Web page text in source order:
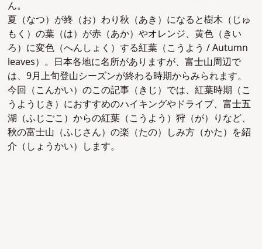
ん。
夏（なつ）が終（お）わり秋（あき）になると樹木（じゅ
もく）の葉（は）が赤（あか）やオレンジ、黄色（きい
ろ）に変色（へんしょく）する紅葉（こうよう /Autumn
leaves）。日本各地に名所がありますが、富士山周辺で
は、9月上旬登山シーズンが終わる時期からみられます。
今回（こんかい）のこの記事（きじ）では、紅葉時期（こ
うようじき）におすすめのハイキングやドライブ、富士五
湖（ふじごこ）からの紅葉（こうよう）狩（が）りなど、
秋の富士山（ふじさん）の楽（たの）しみ方（かた）を紹
介（しょうかい）します。